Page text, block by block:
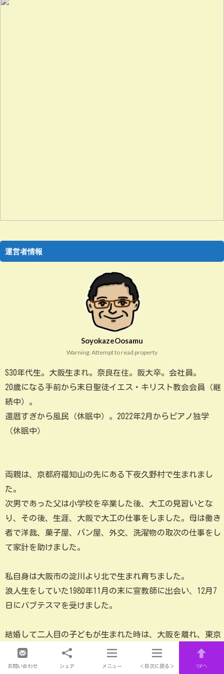
運営者情報
SoyokazeOosamu
Warning: Attempt to read property
S30年代生。大阪生まれ。奈良在住。阪大卒。会社員。
20歳になる手前から末日聖徒イエス・キリスト教会会員（継
続中）。
還暦すぎから風民（休眠中）。2022年2月からピアノ独学
（休眠中）
両親は、京都府福知山の先にある下夜久野村で生まれまし
た。
次男であった父は小学校を卒業した後、大工の見習いとな
り、その後、生涯、大阪で大工の仕事をしました。母は働き
者で洋裁、菓子屋、パン屋、外交、洗濯物の取次の仕事をし
て家計を助けました。
私自身は大阪市の淀川より北で生まれ育ちました。
浪人生をしていた1980年11月の末に宣教師に出会い、12月7
日にバプテスマを受けました。
結婚して二人目の子どもが生まれた時は、大阪を離れ、東京
に単身赴任をしていましたが、夏に横浜に家族で引っ越し、
1年4か月ほど住んだあと、年末に奈良の大和郡山に引っ越し
お問い合わせ シェア メニュー ＜目次に戻る＞ TOPへ